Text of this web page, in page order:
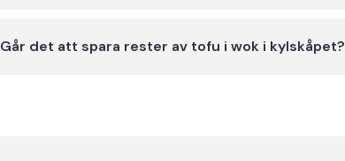
Går det att spara rester av tofu i wok i kylskåpet?